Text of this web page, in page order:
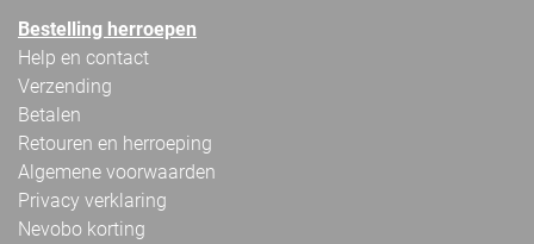
Bestelling herroepen
Help en contact
Verzending
Betalen
Retouren en herroeping
Algemene voorwaarden
Privacy verklaring
Nevobo korting